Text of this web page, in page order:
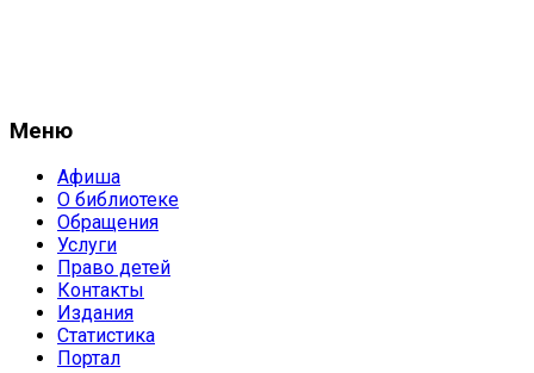
Меню
Афиша
О библиотеке
Обращения
Услуги
Право детей
Контакты
Издания
Статистика
Портал